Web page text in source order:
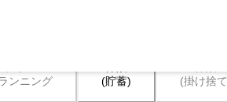
ンニング
(貯蓄)
(掛け捨